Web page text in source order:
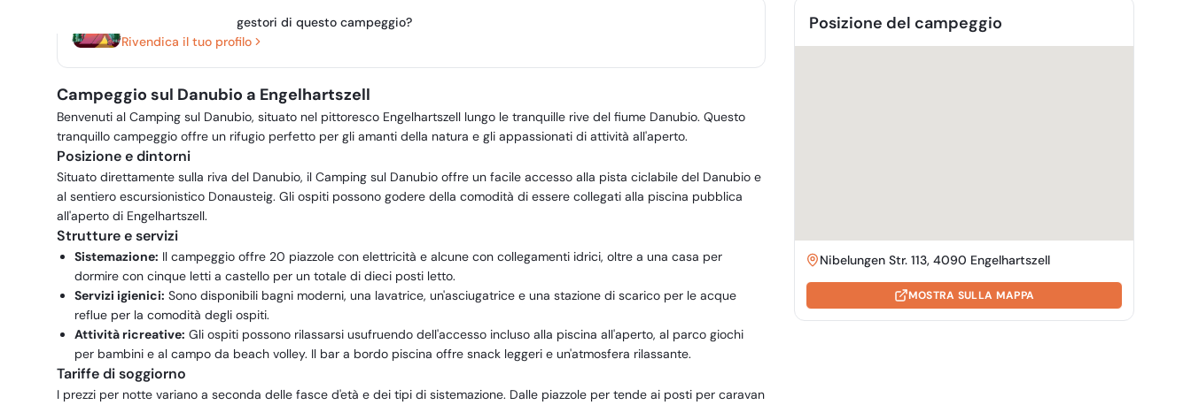
Sei il proprietario o gestori di questo campeggio?
Rivendica il tuo profilo
Campeggio sul Danubio a Engelhartszell
Benvenuti al Camping sul Danubio, situato nel pittoresco Engelhartszell lungo le tranquille rive del fiume Danubio. Questo
tranquillo campeggio offre un rifugio perfetto per gli amanti della natura e gli appassionati di attività all'aperto.
Posizione e dintorni
Situato direttamente sulla riva del Danubio, il Camping sul Danubio offre un facile accesso alla pista ciclabile del Danubio e
al sentiero escursionistico Donausteig. Gli ospiti possono godere della comodità di essere collegati alla piscina pubblica
all'aperto di Engelhartszell.
Strutture e servizi
Sistemazione: Il campeggio offre 20 piazzole con elettricità e alcune con collegamenti idrici, oltre a una casa per
dormire con cinque letti a castello per un totale di dieci posti letto.
Servizi igienici: Sono disponibili bagni moderni, una lavatrice, un'asciugatrice e una stazione di scarico per le acque
reflue per la comodità degli ospiti.
Attività ricreative: Gli ospiti possono rilassarsi usufruendo dell'accesso incluso alla piscina all'aperto, al parco giochi
per bambini e al campo da beach volley. Il bar a bordo piscina offre snack leggeri e un'atmosfera rilassante.
Tariffe di soggiorno
I prezzi per notte variano a seconda delle fasce d'età e dei tipi di sistemazione. Dalle piazzole per tende ai posti per caravan
Posizione del campeggio
Nibelungen Str. 113, 4090 Engelhartszell
MOSTRA SULLA MAPPA